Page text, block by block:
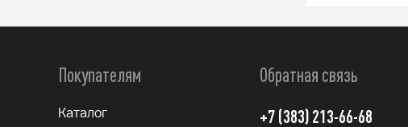
Покупателям
Каталог
Обратная связь
+7 (383) 213-66-68